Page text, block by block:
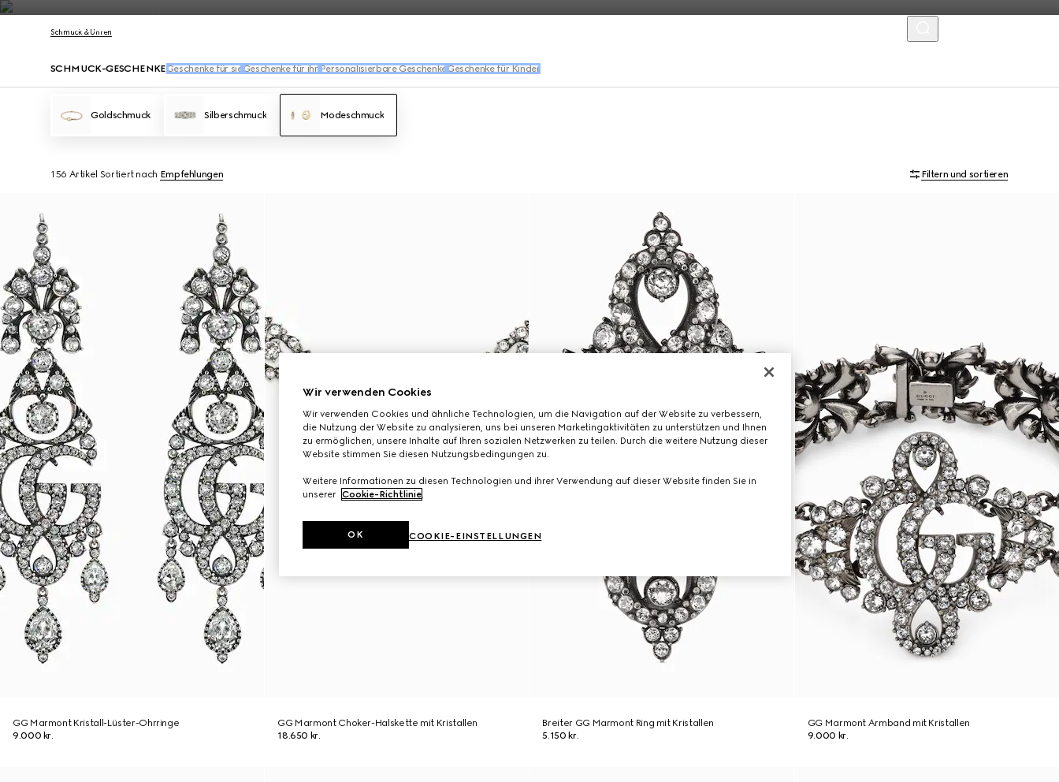
Kontakt
Schmuck & Uhren
SCHMUCK-GESCHENKE Geschenke für sie Geschenke für ihn Personalisierbare Geschenke Geschenke für Kinder
Goldschmuck Silberschmuck Modeschmuck
156 Artikel Sortiert nach Empfehlungen Filtern und sortieren
GG Marmont Kristall-Lüster-Ohrringe
9.000 kr.
GG Marmont Choker-Halskette mit Kristallen
18.650 kr.
Breiter GG Marmont Ring mit Kristallen
5.150 kr.
GG Marmont Armband mit Kristallen
9.000 kr.
Wir verwenden Cookies
Wir verwenden Cookies und ähnliche Technologien, um die Navigation auf der Website zu verbessern,
die Nutzung der Website zu analysieren, uns bei unseren Marketingaktivitäten zu unterstützen und Ihnen
zu ermöglichen, unsere Inhalte auf Ihren sozialen Netzwerken zu teilen. Durch die weitere Nutzung dieser
Website stimmen Sie diesen Nutzungsbedingungen zu.
Weitere Informationen zu diesen Technologien und ihrer Verwendung auf dieser Website finden Sie in
unserer Cookie-Richtlinie.
COOKIE-EINSTELLUNGEN
OK